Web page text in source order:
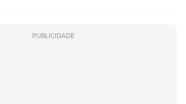
PUBLICIDADE